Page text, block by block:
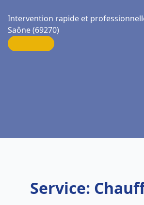
Intervention rapide et
Saône (69270)
Service: